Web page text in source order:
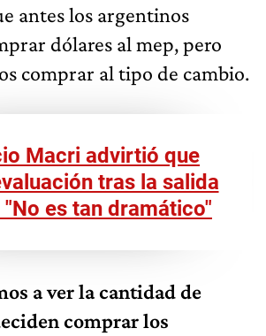
antes los argentinos
dólares al mep, pero
comprar al tipo de cambio.
Macri advirtió que
tras la salida
es tan dramático"
a ver la cantidad de
comprar los